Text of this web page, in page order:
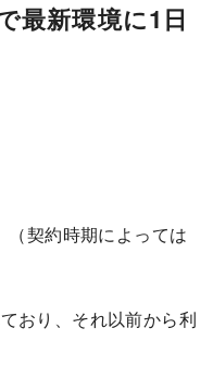
最新環境に1日
契約時期によっては
おり、それ以前から利